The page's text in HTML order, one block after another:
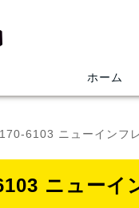
ホーム
6103 ニューインフ
ニューイ